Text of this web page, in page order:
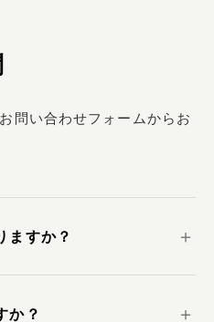
問い合わせフォームからお
ますか？ ＋
か？ ＋